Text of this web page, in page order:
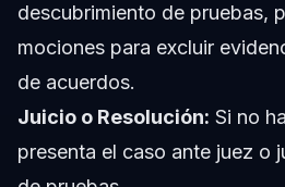
descubrimiento de pruebas,
mociones para excluir
de acuerdos.
Juicio o Resolución: Si no
presenta el caso ante juez o